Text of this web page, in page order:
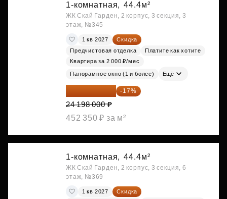
1-комнатная, 44.4м²
ЖК Скай Гарден, 2 корпус, 3 секция, 3
этаж, №345
1 кв 2027
Скидка
Предчистовая отделка
Платите как хотите
Квартира за 2 000 ₽/мес
Панорамное окно (1 и более) Ещё
20 084 340 ₽ -17%
24 198 000 ₽
452 350 ₽ за м²
1-комнатная, 44.4м²
ЖК Скай Гарден, 2 корпус, 3 секция, 6
этаж, №369
1 кв 2027
Скидка